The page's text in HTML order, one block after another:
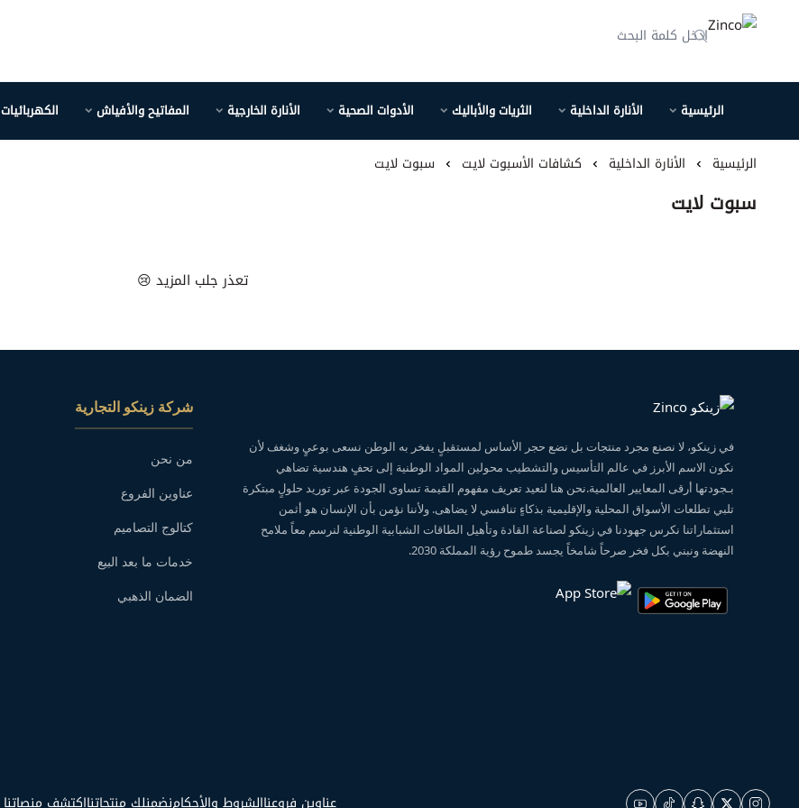
الرئيسية الأنارة الداخلية الثريات والأباليك الأدوات الصحية الأنارة الخارجية المفاتيح والأفياش الكهربائيات
الرئيسية الأنارة الداخلية كشافات الأسبوت لايت سبوت لايت
سبوت لايت
تعذر جلب المزيد 😢
في زينكو، لا نصنع مجرد منتجات بل نضع حجر الأساس لمستقبلٍ يفخر به الوطن نسعى بوعيٍ وشغف لأن
نكون الاسم الأبرز في عالم التأسيس والتشطيب محولين المواد الوطنية إلى تحفٍ هندسية تضاهي
بـجودتها أرقى المعايير العالمية.نحن هنا لنعيد تعريف مفهوم القيمة تساوى الجودة عبر توريد حلولٍ مبتكرة
تلبي تطلعات الأسواق المحلية والإقليمية بذكاءٍ تنافسي لا يضاهى. ولأننا نؤمن بأن الإنسان هو أثمن
استثماراتنا نكرس جهودنا في زينكو لصناعة القادة وتأهيل الطاقات الشبابية الوطنية لنرسم معاً ملامح
النهضة ونبني بكل فخر صرحاً شامخاً يجسد طموح رؤية المملكة 2030.
شركة زينكو التجارية
من نحن
عناوين الفروع
كتالوج التصاميم
خدمات ما بعد البيع
الضمان الذهبي
عناوين فروعناالشروط والأحكامنضمنلك منتجاتنااكتشف منصاتنا